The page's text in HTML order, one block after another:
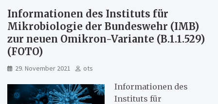
Informationen des Instituts für
Mikrobiologie der Bundeswehr (IMB)
zur neuen Omikron-Variante (B.1.1.529)
(FOTO)
29. November 2021 ots
Informationen des
Instituts für